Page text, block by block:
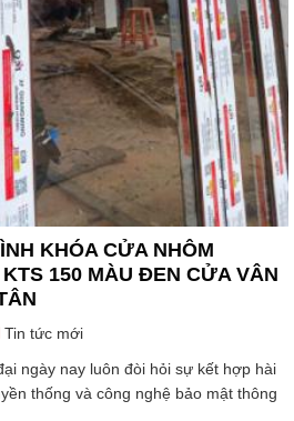
KHÓA CỬA NHÔM
150 MÀU ĐEN CỬA VÂN
Tin tức mới
ngày nay luôn đòi hỏi sự kết hợp hài
thống và công nghệ bảo mật thông